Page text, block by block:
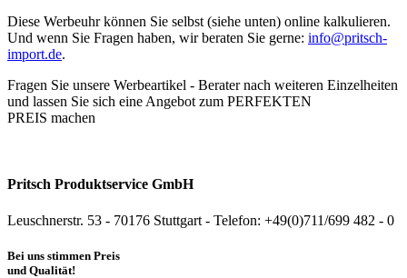
Diese Werbeuhr können Sie selbst (siehe unten) online kalkulieren.
Und wenn Sie Fragen haben, wir beraten Sie gerne: info@pritsch-
import.de.
Fragen Sie unsere Werbeartikel - Berater nach weiteren Einzelheiten
und lassen Sie sich eine Angebot zum PERFEKTEN
PREIS machen
Pritsch Produktservice GmbH
Leuschnerstr. 53 - 70176 Stuttgart - Telefon: +49(0)711/699 482 - 0
Bei uns stimmen Preis
und Qualität!